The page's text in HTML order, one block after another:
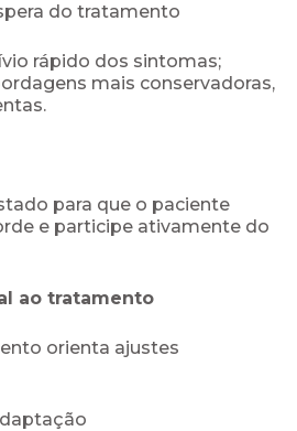
do tratamento
rápido dos sintomas;
mais conservadoras,
para que o paciente
e participe ativamente do
ao tratamento
orienta ajustes